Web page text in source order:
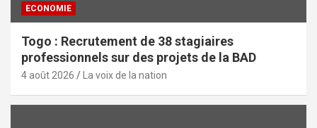
ECONOMIE
Togo : Recrutement de 38 stagiaires
professionnels sur des projets de la BAD
4 août 2026 La voix de la nation